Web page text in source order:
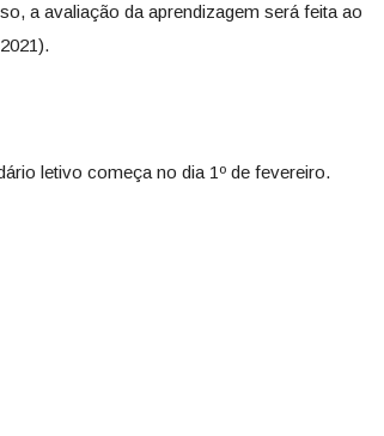
a avaliação da aprendizagem será feita ao
letivo começa no dia 1º de fevereiro.